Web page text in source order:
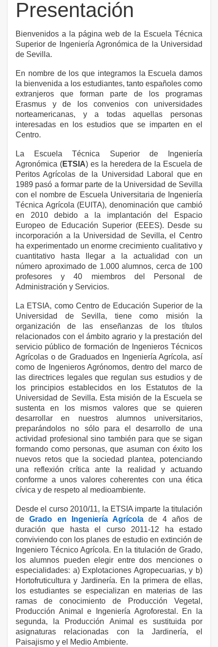
Presentación
Bienvenidos a la página web de la Escuela Técnica
Superior de Ingeniería Agronómica de la Universidad
de Sevilla.
En nombre de los que integramos la Escuela damos
la bienvenida a los estudiantes, tanto españoles como
extranjeros que forman parte de los programas
Erasmus y de los convenios con universidades
norteamericanas, y a todas aquellas personas
interesadas en los estudios que se imparten en el
Centro.
La Escuela Técnica Superior de Ingeniería
Agronómica (ETSIA) es la heredera de la Escuela de
Peritos Agrícolas de
la Universidad Laboral
que en
1989 pasó a formar parte de la Universidad de Sevilla
con el nombre de Escuela Universitaria de Ingeniería
Técnica Agrícola (EUITA), denominación que cambió
en 2010 debido a la implantación del Espacio
Europeo de Educación Superior (EEES). Desde su
incorporación a
la Universidad de Sevilla, el Centro
ha experimentado un enorme crecimiento cualitativo y
cuantitativo hasta llegar a la actualidad con un
número aproximado de 1.000 alumnos, cerca de 100
profesores y 40 miembros del Personal de
Administración y Servicios.
La ETSIA, como Centro de Educación Superior de la
Universidad
de Sevilla, tiene como misión la
organización de las enseñanzas de los títulos
relacionados con el ámbito agrario y la prestación del
servicio público de formación de Ingenieros Técnicos
Agrícolas o de Graduados en Ingeniería Agrícola, así
como de Ingenieros Agrónomos, dentro del marco de
las directrices legales que regulan sus estudios y de
los principios establecidos en los Estatutos de
la
Universidad de Sevilla. Esta misión de la Escuela se
sustenta en los mismos valores que se quieren
desarrollar en nuestros alumnos universitarios,
preparándolos no sólo para el desarrollo de una
actividad profesional sino también para que se sigan
formando como personas, que asuman con éxito los
nuevos retos que la sociedad plantea, potenciando
una reflexión crítica ante la realidad y actuando
conforme a unos valores coherentes con una ética
cívica y de respeto al medioambiente.
Desde el curso 2010/11, la ETSIAimparte la titulación
deGrado en Ingeniería Agrícola de 4 años de
duración que hasta el curso 2011-12 ha estado
conviviendo con los planes de estudio en extinción de
Ingeniero Técnico Agrícola. En la titulación de Grado,
los alumnos pueden elegir entre dos menciones o
especialidades: a) Explotaciones Agropecuarias, y b)
Hortofruticultura y Jardinería. En la primera de ellas,
los estudiantes se especializan en materias de las
ramas de conocimiento de Producción Vegetal,
Producción Animal e Ingeniería Agroforestal. En la
segunda,
la Producción Animal
es sustituida por
asignaturas relacionadas con
la Jardinería, el
Paisajismo y el Medio Ambiente.